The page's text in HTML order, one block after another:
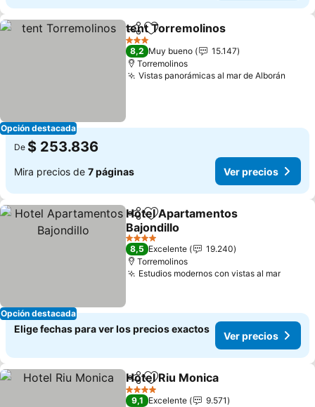
Opción destacada
CompartirAgregar a favoritos
tent Torremolinos
3 Estrellas
8,2 Muy bueno
15.147
Torremolinos
Vistas panorámicas al mar de Alborán
De $ 253.836
Mira precios de 7 páginas Ver precios
Opción destacada
CompartirAgregar a favoritos
Hotel Apartamentos
Bajondillo
4 Estrellas
8,5 Excelente
19.240
Torremolinos
Estudios modernos con vistas al mar
Elige fechas para ver los precios exactos
Ver precios
CompartirAgregar a favoritos
Hotel Riu Monica
4 Estrellas
9,1 Excelente
9.571